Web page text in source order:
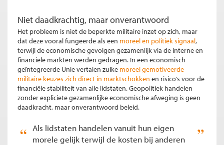
Niet daadkrachtig, maar onverantwoord
Het probleem is niet de beperkte militaire inzet op zich, maar
dat deze vooral fungeerde als een moreel en politiek signaal,
terwijl de economische gevolgen gezamenlijk via de interne en
financiële markten werden gedragen. In een economisch
geïntegreerde Unie vertalen zulke moreel gemotiveerde
militaire keuzes zich direct in marktschokken en risico’s voor de
financiële stabiliteit van alle lidstaten. Geopolitiek handelen
zonder expliciete gezamenlijke economische afweging is geen
daadkracht, maar onverantwoord beleid.
Als lidstaten handelen vanuit hun eigen
morele gelijk terwijl de kosten bij anderen